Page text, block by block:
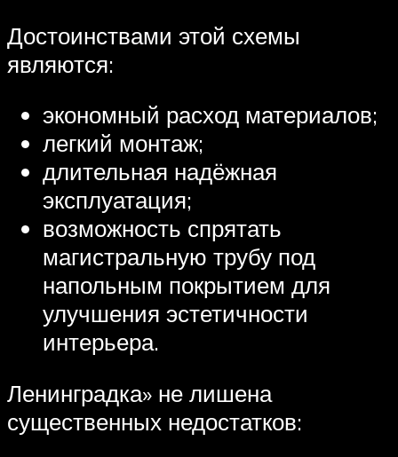
Достоинствами этой схемы
являются:
экономный расход материалов;
легкий монтаж;
длительная надёжная
эксплуатация;
возможность спрятать
магистральную трубу под
напольным покрытием для
улучшения эстетичности
интерьера.
Ленинградка» не лишена
существенных недостатков: